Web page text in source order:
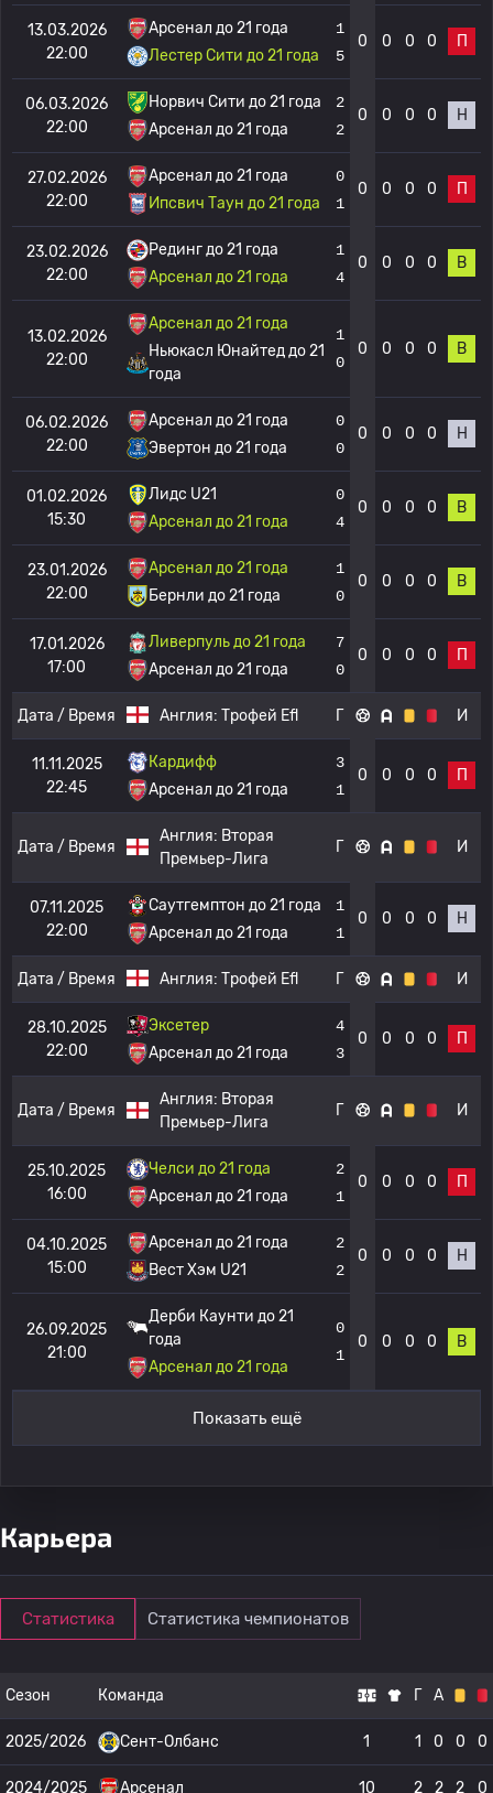
13.03.2026
22:00
Арсенал до 21 года
Лестер Сити до 21 года
1
5
0 0 0 0 П
06.03.2026
22:00
Норвич Сити до 21 года
Арсенал до 21 года
2
2
0 0 0 0 Н
27.02.2026
22:00
Арсенал до 21 года
Ипсвич Таун до 21 года
0
1
0 0 0 0 П
23.02.2026
22:00
Рединг до 21 года
Арсенал до 21 года
1
4
0 0 0 0 В
13.02.2026
22:00
Арсенал до 21 года
Ньюкасл Юнайтед до 21
года
1
0
0 0 0 0 В
06.02.2026
22:00
Арсенал до 21 года
Эвертон до 21 года
0
0
0 0 0 0 Н
01.02.2026
15:30
Лидс U21
Арсенал до 21 года
0
4
0 0 0 0 В
23.01.2026
22:00
Арсенал до 21 года
Бернли до 21 года
1
0
0 0 0 0 В
17.01.2026
17:00
Ливерпуль до 21 года
Арсенал до 21 года
7
0
0 0 0 0 П
Дата / Время Англия: Трофей Efl Г И
11.11.2025
22:45
Кардифф
Арсенал до 21 года
3
1
0 0 0 0 П
Дата / Время
Англия: Вторая
Премьер-Лига
Г И
07.11.2025
22:00
Саутгемптон до 21 года
Арсенал до 21 года
1
1
0 0 0 0 Н
Дата / Время Англия: Трофей Efl Г И
28.10.2025
22:00
Эксетер
Арсенал до 21 года
4
3
0 0 0 0 П
Дата / Время
Англия: Вторая
Премьер-Лига
Г И
25.10.2025
16:00
Челси до 21 года
Арсенал до 21 года
2
1
0 0 0 0 П
04.10.2025
15:00
Арсенал до 21 года
Вест Хэм U21
2
2
0 0 0 0 Н
26.09.2025
21:00
Дерби Каунти до 21
года
Арсенал до 21 года
0
1
0 0 0 0 В
Показать ещё
Карьера
Статистика Статистика чемпионатов
Сезон Команда Г А
2025/2026 Сент-Олбанс 1 1 0 0 0
2024/2025 Арсенал 10 2 2 2 0